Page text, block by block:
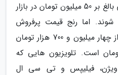
جی در حال حاضر با قیمتی بالغ بر 50 میلیون تومان در بازار
اما رنج قیمت پرفروش
ترین تلویزیون های فعلی از چهار میلیون و 700 هزار تومان
میلیون تومان است. تلویزیون هایی که
فیلیپس و تی سی ال